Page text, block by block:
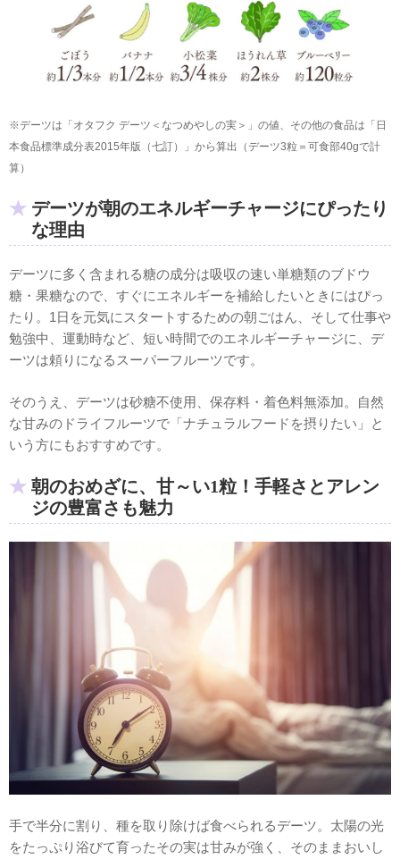
※デーツは「オタフク デーツ＜なつめやしの実＞」の値、その他の食品は「日
本食品標準成分表2015年版（七訂）」から算出（デーツ3粒＝可食部40gで計
算）
デーツが朝のエネルギーチャージにぴったり
な理由
デーツに多く含まれる糖の成分は吸収の速い単糖類のブドウ
糖・果糖なので、すぐにエネルギーを補給したいときにはぴっ
たり。1日を元気にスタートするための朝ごはん、そして仕事や
勉強中、運動時など、短い時間でのエネルギーチャージに、デ
ーツは頼りになるスーパーフルーツです。
そのうえ、デーツは砂糖不使用、保存料・着色料無添加。自然
な甘みのドライフルーツで「ナチュラルフードを摂りたい」と
いう方にもおすすめです。
朝のおめざに、甘～い1粒！手軽さとアレン
ジの豊富さも魅力
手で半分に割り、種を取り除けば食べられるデーツ。太陽の光
をたっぷり浴びて育ったその実は甘みが強く、そのままおいし